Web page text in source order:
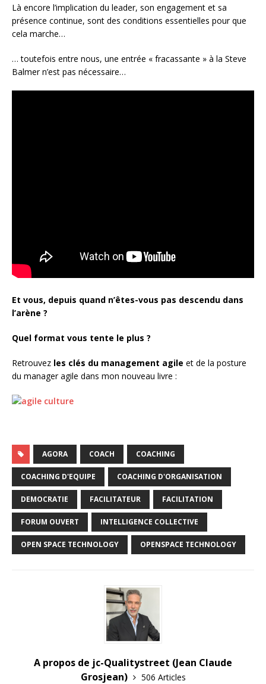
Là encore l’implication du leader, son engagement et sa
présence continue, sont des conditions essentielles pour que
cela marche…
… toutefois entre nous, une entrée « fracassante » à la Steve
Balmer n’est pas nécessaire…
Et vous, depuis quand n’êtes-vous pas descendu dans
l’arène ?
Quel format vous tente le plus ?
Retrouvez les clés du management agile et de la posture
du manager agile dans mon nouveau livre :
AGORA COACH COACHING
COACHING D'EQUIPE COACHING D'ORGANISATION
DEMOCRATIE FACILITATEUR FACILITATION
FORUM OUVERT INTELLIGENCE COLLECTIVE
OPEN SPACE TECHNOLOGY OPENSPACE TECHNOLOGY
A propos de jc-Qualitystreet (Jean Claude
Grosjean)
506 Articles